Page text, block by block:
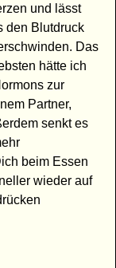
und lässt
den Blutdruck
Das
hätte ich
zur
Partner,
senkt es
beim Essen
wieder auf